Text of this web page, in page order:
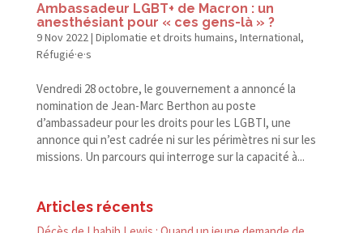
Ambassadeur LGBT+ de Macron : un
anesthésiant pour « ces gens-là » ?
9 Nov 2022| Diplomatie et droits humains, International,
Réfugié·e·s
Vendredi 28 octobre, le gouvernement a annoncé la
nomination de Jean-​Marc Berthon au poste
d’ambassadeur pour les droits pour les LGBTI, une
annonce qui n’est cadrée ni sur les périmètres ni sur les
missions. Un parcours qui interroge sur la capacité à...
Articles récents